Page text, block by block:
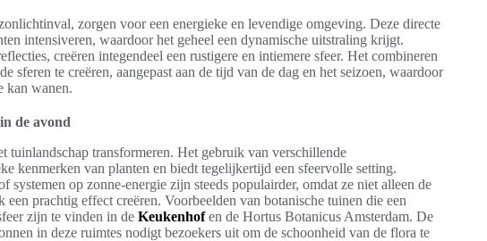
zorgen voor een energieke en levendige omgeving. Deze directe
intensiveren, waardoor het geheel een dynamische uitstraling krijgt.
creëren integendeel een rustigere en intiemere sfeer. Het combineren
sferen te creëren, aangepast aan de tijd van de dag en het seizoen, waardoor
kan wanen.
de avond
tuinlandschap transformeren. Het gebruik van verschillende
kenmerken van planten en biedt tegelijkertijd een sfeervolle setting.
op zonne-energie zijn steeds populairder, omdat ze niet alleen de
prachtig effect creëren. Voorbeelden van botanische tuinen die een
zijn te vinden in de Keukenhofen de Hortus Botanicus Amsterdam. De
in deze ruimtes nodigt bezoekers uit om de schoonheid van de flora te